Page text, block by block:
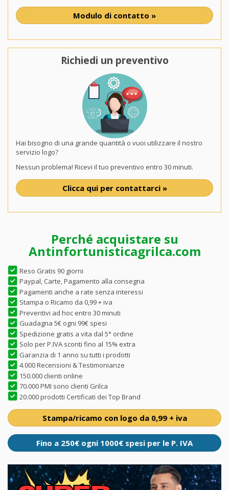
Modulo di contatto »
Richiedi un preventivo
Hai bisogno di una grande quantità o vuoi utilizzare il nostro
servizio logo?
Nessun problema! Ricevi il tuo preventivo entro 30 minuti.
Clicca qui per contattarci »
Perché acquistare su
Antinfortunisticagrilca.com
Reso Gratis 90 giorni
Paypal, Carte, Pagamento alla consegna
Pagamenti anche a rate senza interessi
Stampa o Ricamo da 0,99 + iva
Preventivi ad hoc entro 30 minuti
Guadagna 5€ ogni 99€ spesi
Spedizione gratis a vita dal 5° ordine
Solo per P.IVA sconti fino al 15% extra
Garanzia di 1 anno su tutti i prodotti
4.000 Recensioni & Testimonianze
150.000 clienti online
70.000 PMI sono clienti Grilca
20.000 prodotti Certificati dei Top Brand
Stampa/ricamo con logo da 0,99 + iva
Fino a 250€ ogni 1000€ spesi per le P. IVA